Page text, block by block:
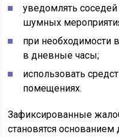
уведомлять
шумных
при необходимости
в дневные часы;
использовать
помещениях.
Зафиксированные
становятся основанием